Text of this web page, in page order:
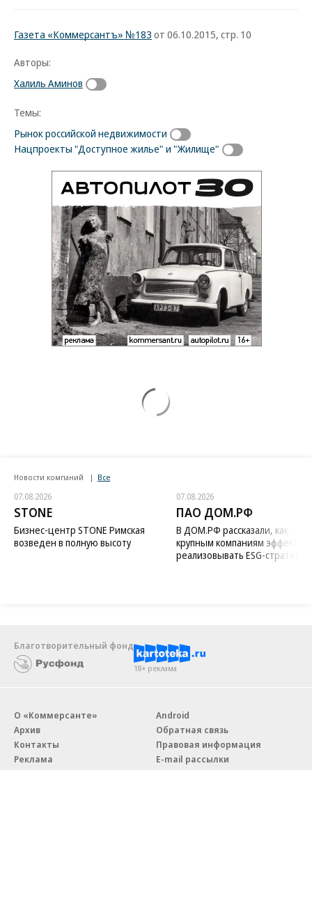
Газета «Коммерсантъ» №183 от 06.10.2015, стр. 10
Авторы:
Халиль Аминов
Темы:
Рынок российской недвижимости
Нацпроекты "Доступное жилье" и "Жилище"
Новости компаний Все
07.08.2026
STONE
Бизнес-центр STONE Римская
возведен в полную высоту
07.08.2026
ПАО ДОМ.РФ
В ДОМ.РФ рассказали, как
крупным компаниям
реализовывать ESG-стратегию
Благотворительный фонд
18+ реклама
О «Коммерсанте»
Архив
Контакты
Реклама
Android
Обратная связь
Правовая информация
E-mail рассылки